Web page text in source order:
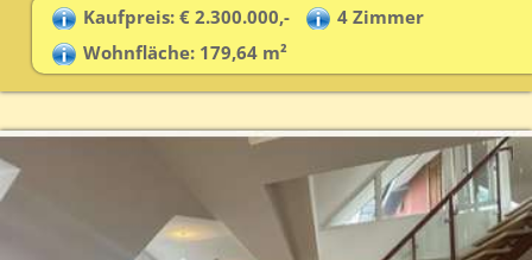
Kaufpreis: € 2.300.000,-
4 Zimmer
Wohnfläche: 179,64 m²